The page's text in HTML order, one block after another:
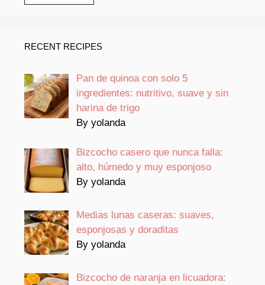
RECENT RECIPES
Pan de quinoa con solo 5
ingredientes: nutritivo, suave y sin
harina de trigo
By yolanda
Bizcocho casero que nunca falla:
alto, húmedo y muy esponjoso
By yolanda
Medias lunas caseras: suaves,
esponjosas y doraditas
By yolanda
Bizcocho de naranja en licuadora: